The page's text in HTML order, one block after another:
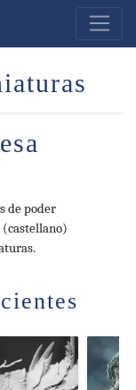
de poder
(castellano)